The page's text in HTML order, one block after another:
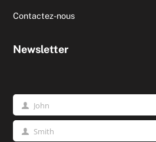
Contactez-nous
Newsletter
PrénomJohn
Nom Smith